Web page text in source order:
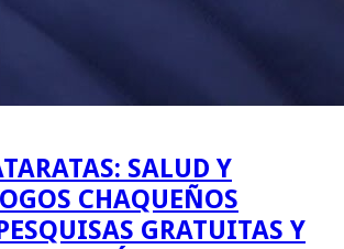
SALUD Y
CHAQUEÑOS
GRATUITAS Y